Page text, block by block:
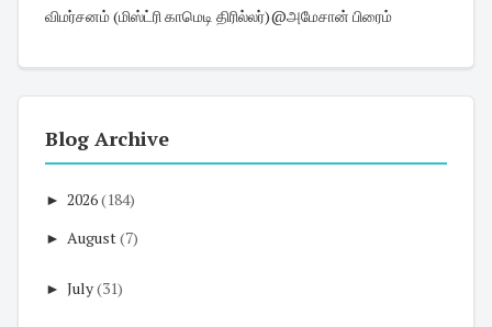
விமர்சனம் (மிஸ்ட்ரி காமெடி திரில்லர்)@அமேசான் பிரைம்
Blog Archive
► 2026(184)
► August(7)
► July(31)